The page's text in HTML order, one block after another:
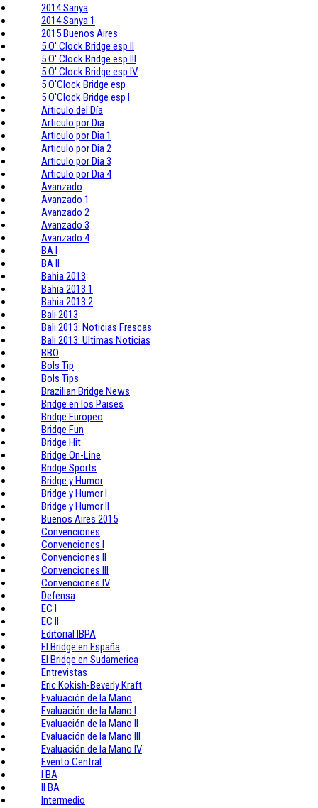
2014 Sanya
2014 Sanya 1
2015 Buenos Aires
5 O' Clock Bridge esp II
5 O' Clock Bridge esp III
5 O' Clock Bridge esp IV
5 O'Clock Bridge esp
5 O'Clock Bridge esp I
Articulo del Día
Articulo por Dia
Articulo por Dia 1
Articulo por Dia 2
Articulo por Dia 3
Articulo por Dia 4
Avanzado
Avanzado 1
Avanzado 2
Avanzado 3
Avanzado 4
BA I
BA II
Bahia 2013
Bahia 2013 1
Bahia 2013 2
Bali 2013
Bali 2013: Noticias Frescas
Bali 2013: Ultimas Noticias
BBO
Bols Tip
Bols Tips
Brazilian Bridge News
Bridge en los Paises
Bridge Europeo
Bridge Fun
Bridge Hit
Bridge On-Line
Bridge Sports
Bridge y Humor
Bridge y Humor I
Bridge y Humor II
Buenos Aires 2015
Convenciones
Convenciones I
Convenciones II
Convenciones III
Convenciones IV
Defensa
EC I
EC II
Editorial IBPA
El Bridge en España
El Bridge en Sudamerica
Entrevistas
Eric Kokish-Beverly Kraft
Evaluación de la Mano
Evaluación de la Mano I
Evaluación de la Mano II
Evaluación de la Mano III
Evaluación de la Mano IV
Evento Central
I BA
II BA
Intermedio